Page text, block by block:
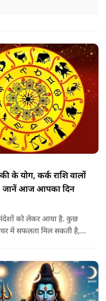
के योग, कर्क राशि वालों
जानें आज आपका दिन
को लेकर आया है. कुछ
में सफलता मिल सकती है,